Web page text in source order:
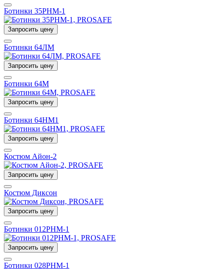
Ботинки 35РНМ-1
Запросить цену
Ботинки 64ЛМ
Запросить цену
Ботинки 64М
Запросить цену
Ботинки 64НМ1
Запросить цену
Костюм Айон-2
Запросить цену
Костюм Диксон
Запросить цену
Ботинки 012РНМ-1
Запросить цену
Ботинки 028РНМ-1